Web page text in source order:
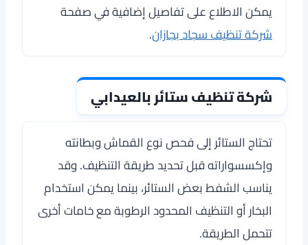
يمكن الاطلاع على تفاصيل إضافية في صفحة
شركة تنظيف سجاد بجازان.
شركة تنظيف ستائر بالعيدابي
تحتاج الستائر إلى فحص نوع القماش وبطانته
وإكسسواراته قبل تحديد طريقة التنظيف. وقد
يناسب الشفط بعض الستائر، بينما يمكن استخدام
البخار أو التنظيف المحدود الرطوبة مع خامات أخرى
تتحمل الطريقة.